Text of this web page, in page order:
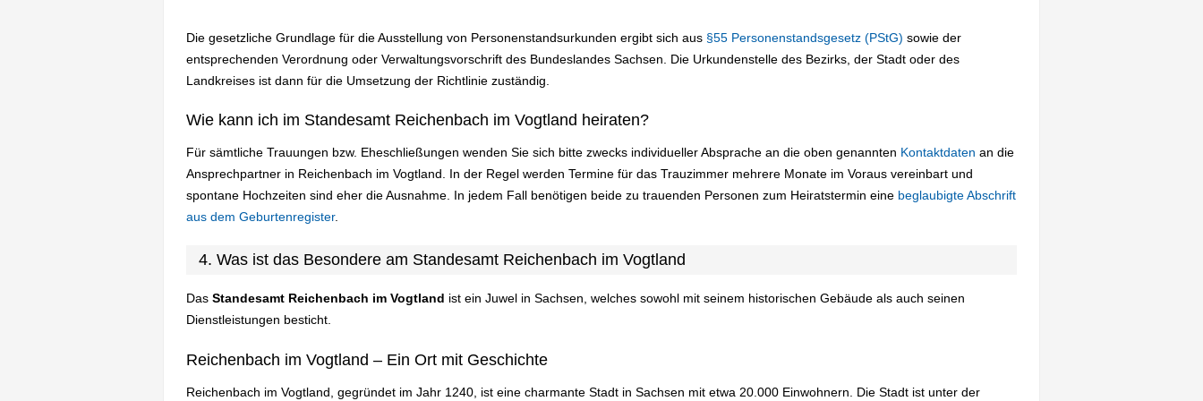
Die gesetzliche Grundlage für die Ausstellung von Personenstandsurkunden ergibt sich aus §55 Personenstandsgesetz (PStG) sowie der
entsprechenden Verordnung oder Verwaltungsvorschrift des Bundeslandes Sachsen. Die Urkundenstelle des Bezirks, der Stadt oder des
Landkreises ist dann für die Umsetzung der Richtlinie zuständig.
Wie kann ich im Standesamt Reichenbach im Vogtland heiraten?
Für sämtliche Trauungen bzw. Eheschließungen wenden Sie sich bitte zwecks individueller Absprache an die oben genannten Kontaktdaten an die
Ansprechpartner in Reichenbach im Vogtland. In der Regel werden Termine für das Trauzimmer mehrere Monate im Voraus vereinbart und
spontane Hochzeiten sind eher die Ausnahme. In jedem Fall benötigen beide zu trauenden Personen zum Heiratstermin eine beglaubigte Abschrift
aus dem Geburtenregister.
4. Was ist das Besondere am Standesamt Reichenbach im Vogtland
Das Standesamt Reichenbach im Vogtland ist ein Juwel in Sachsen, welches sowohl mit seinem historischen Gebäude als auch seinen
Dienstleistungen besticht.
Reichenbach im Vogtland – Ein Ort mit Geschichte
Reichenbach im Vogtland, gegründet im Jahr 1240, ist eine charmante Stadt in Sachsen mit etwa 20.000 Einwohnern. Die Stadt ist unter der